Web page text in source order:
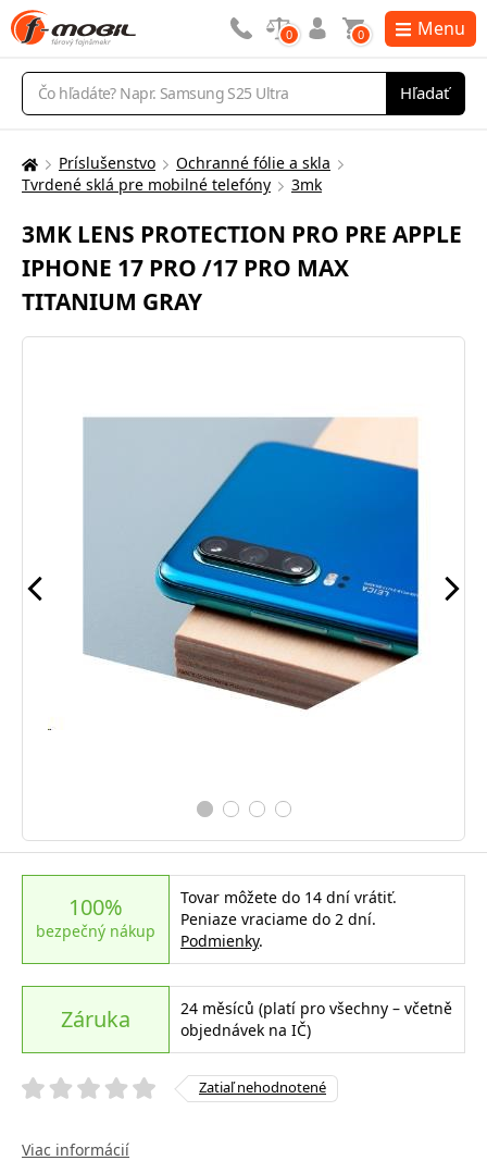
Vyhľadávanie
Hľadať
0 0 Menu
Tu
nachádzate:
Príslušenstvo
Ochranné fólie a skla
Tvrdené sklá pre mobilné telefóny
3mk
3MK LENS PROTECTION PRO PRE APPLE
IPHONE 17 PRO /17 PRO MAX
TITANIUM GRAY
100%
bezpečný nákup
Tovar môžete do 14 dní vrátiť.
Peniaze vraciame do 2 dní.
Podmienky.
Záruka
24 měsíců (platí pro všechny – včetně
objednávek na IČ)
Zatiaľ nehodnotené
Viac informácií